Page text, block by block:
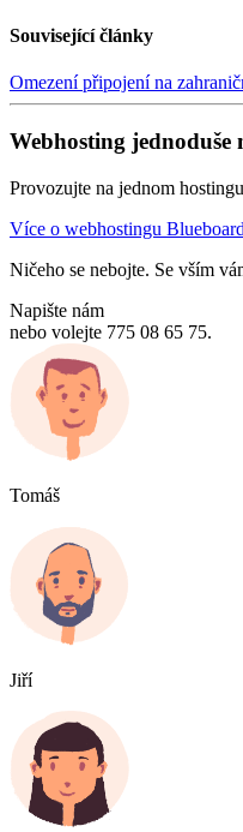
Související články
Omezení připojení na
Webhosting
Provozujte na jednom
Více o webhostingu Blueboard
Ničeho se nebojte. Se vším
Napište nám
nebo volejte 775 08 65 75.
Tomáš
Jiří